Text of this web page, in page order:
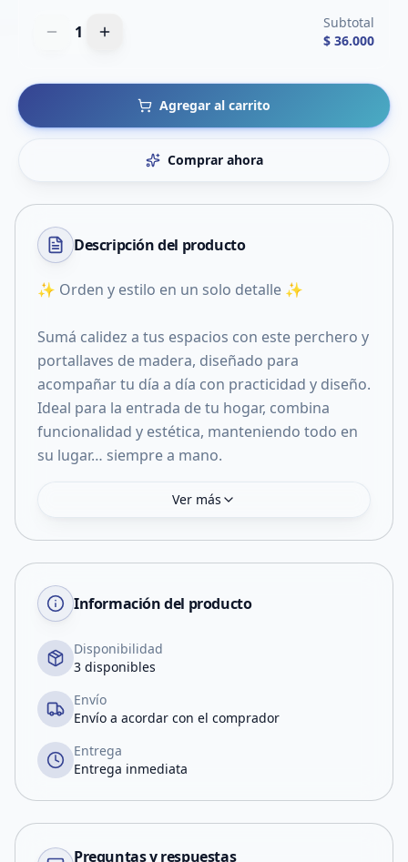
1
Subtotal
$ 36.000
Agregar al carrito
Comprar ahora
Descripción del producto
✨ Orden y estilo en un solo detalle ✨
Sumá calidez a tus espacios con este perchero y
portallaves de madera, diseñado para
acompañar tu día a día con practicidad y diseño.
Ideal para la entrada de tu hogar, combina
funcionalidad y estética, manteniendo todo en
su lugar… siempre a mano.
Ver más
Información del producto
Disponibilidad
3 disponibles
Envío
Envío a acordar con el comprador
Entrega
Entrega inmediata
Preguntas y respuestas